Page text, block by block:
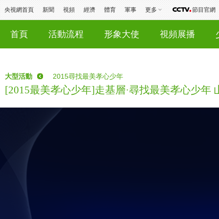
央視網首頁 新聞 視頻 經濟 體育 軍事 更多 節目官網
首頁 活動流程 形象大使 視頻展播
大型活動 2015尋找最美孝心少年
[2015最美孝心少年]走基層·尋找最美孝心少年